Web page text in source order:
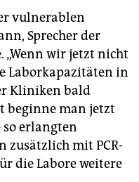
vulnerablen
Sprecher der
„Wenn wir jetzt nicht
Laborkapazitäten in
Kliniken bald
beginne man jetzt
erlangten
zusätzlich mit PCR-
die Labore weitere